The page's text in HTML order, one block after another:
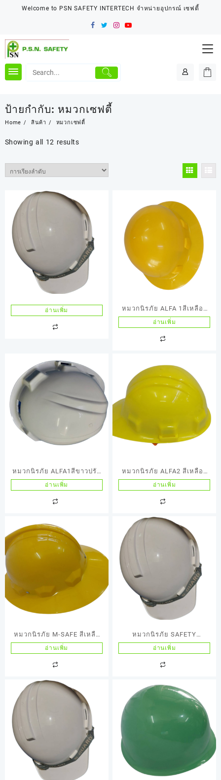
Welcome to PSN SAFETY INTERTECH จำหน่ายอุปกรณ์ เซฟตี้
ป้ายกำกับ: หมวกเซฟตี้
Home สินค้า หมวกเซฟตี้
Showing all 12 results
อ่านเพิ่ม
หมวกนิรภัย ALFA 1สีเหลือง
และ ALFA 2 สีเขียว
อ่านเพิ่ม
หมวกนิรภัย ALFA1สีขาวปรับ
เลื่อนรุ่น W1
อ่านเพิ่ม
หมวกนิรภัย ALFA2 สีเหลือง
ปรับเลื่อนรุ่น Y2
อ่านเพิ่ม
หมวกนิรภัย M-SAFE สีเหลืง
สำหรับงานไฟฟ้าและงานดับ
อ่านเพิ่ม
หมวกนิรภัย SAFETY
HELMET มอก.
อ่านเพิ่ม